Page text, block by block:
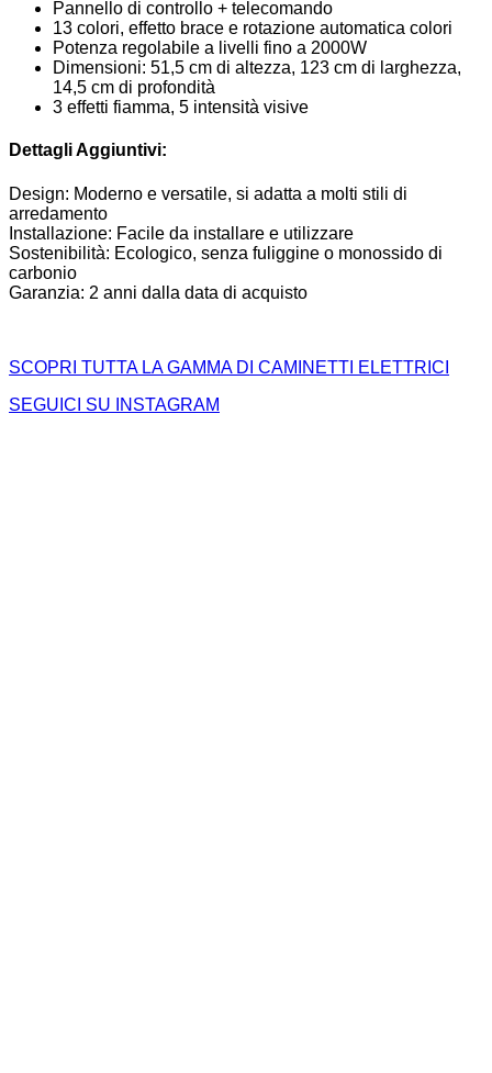
Pannello di controllo + telecomando
13 colori, effetto brace e rotazione automatica colori
Potenza regolabile a livelli fino a 2000W
Dimensioni: 51,5 cm di altezza, 123 cm di larghezza,
14,5 cm di profondità
3 effetti fiamma, 5 intensità visive
Dettagli Aggiuntivi:
Design: Moderno e versatile, si adatta a molti stili di
arredamento
Installazione: Facile da installare e utilizzare
Sostenibilità: Ecologico, senza fuliggine o monossido di
carbonio
Garanzia: 2 anni dalla data di acquisto
SCOPRI TUTTA LA GAMMA DI CAMINETTI ELETTRICI
SEGUICI SU INSTAGRAM